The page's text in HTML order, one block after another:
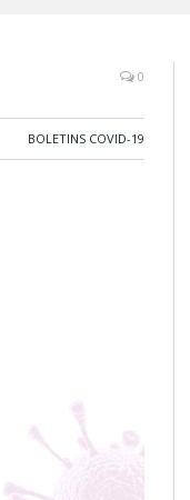
0
BOLETINS COVID-19